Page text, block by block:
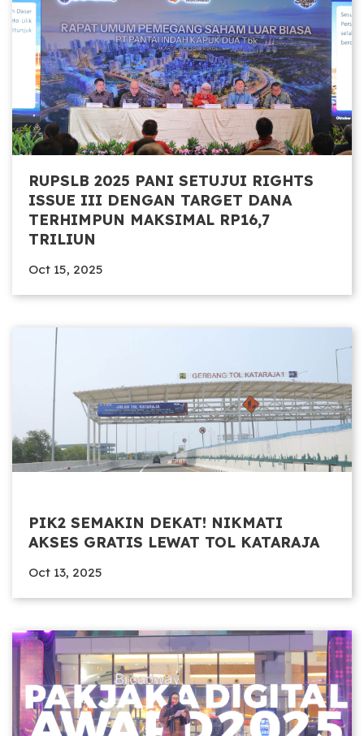
RUPSLB 2025 PANI SETUJUI RIGHTS
ISSUE III DENGAN TARGET DANA
TERHIMPUN MAKSIMAL RP16,7
TRILIUN
Oct 15, 2025
PIK2 SEMAKIN DEKAT! NIKMATI
AKSES GRATIS LEWAT TOL KATARAJA
Oct 13, 2025